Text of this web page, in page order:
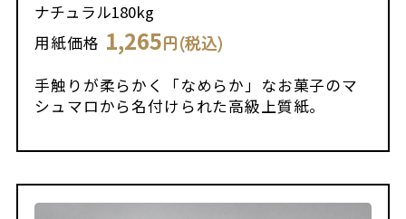
ナチュラル180kg
用紙価格 1,265円(税込)
手触りが柔らかく「なめらか」なお菓子のマ
シュマロから名付けられた高級上質紙。